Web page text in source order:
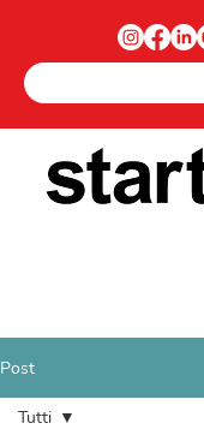
Post
Tutti